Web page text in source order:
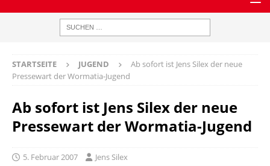
STARTSEITE JUGEND
Ab sofort ist Jens Silex der neue
Pressewart der Wormatia-Jugend
Ab sofort ist Jens Silex der neue
Pressewart der Wormatia-Jugend
5. Februar 2007 Jens Silex